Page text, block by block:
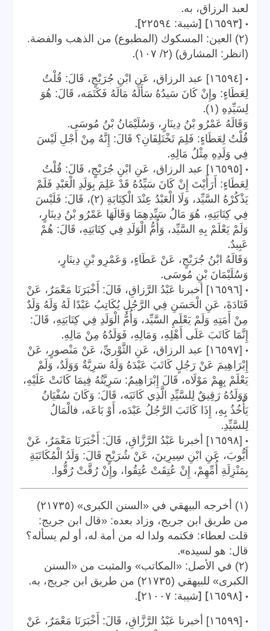
لعبد الرزاق، به.
• [١٦٥٩٣] [شيبة: ٢٢٥٩٤ ].
(٢) العين: المسكوك (المطبوع) من الذهب والفضة.
(انظر: المشارق) (٢/ ١٠٧)
.
•
[١٦٥٩٤] عبد الرزاق، عَنِ ابْنِ جُرَيْجٍ، قَالَ: قُلْتُ
لِعَطَاءٍ: وإِنْ كَانَ سَيدُهُ سَأَلَهُ مَالَهُ فَكَتَمَه، قَالَ: هُوَ
لِسَيِّدِهِ (١)
.
وَقَالَهُ عَمْرُو بْنُ دِينَارٍ، وَسُلَيْمَانُ بْنُ مُوسَى.
قُلْتُ لِعَطَاءٍ: فَلِمَ تَخْتَلِفَانِ؟ قَالَ: إِنَّهُ مِنْ أَجْلِ لَيْسَ
فِي وَلَدِهِ مِثْلُ مَالِهِ.
•
[١٦٥٩٥] عبد الرزاق، عَنِ ابْنِ جُرَيْجٍ، قَالَ: قُلْتُ
لِعَطَاءٍ: أَرَأَيْتَ إِنْ كَانَ سَيِّدُهُ قَدْ عَلِمَ بِوَلَدِ الْعَبْدِ فَلَمْ
يَذْكُرْهُ السَّيِّد، وَلَا الْعَبْدُ عِنْدَ الْكِتَابَةِ (٢)، قَالَ: فَلَيْسَ
فِي كِتَابَتِهِ، هُوَ مَالُ سَيِّدِهِمَا وَقَالَهَا عَمْرُو بْنُ دِينَارٍ،
وَلَمْ يَعْلَمْ بِهِ السَّيِّد، وَأُمُّ الْوَلَدِ فِي كِتَابَتِهِ، قَالَ: هُمْ
عَبِيدٌ.
وَقَالَهُ ابْنُ جُرَيْجٍ، عَنْ عَطَاءٍ، وَعَمْرِو بْنِ دِينَارٍ،
وَسُلَيْمَانَ بْنِ مُوسَى.
•
[١٦٥٩٦] أخبرنا عَبْدُ الرَّزاقِ، قَالَ: أَخْبَرَنَا مَعْمَرٌ، عَنْ
قَتَادَةَ، عَنِ الْحَسَنِ فِي الرَّجُلِ يُكَاتِبُ عَبْدًا لَهُ وَلَهُ وَلَدٌ
مِنْ أَمَتِهِ وَلَمْ يَعْلَمِ السَّيِّد، وَأُمُّ الْوَلَدِ فِي كِتَابَتِهِ، قَالَ:
إِنَّمَا كَاتَبَ عَلَى أَهْلِهِ، وَمَالِهِ، فَوَلَدُهُ مِنْ مَالِهِ.
•
[١٦٥٩٧] عبد الرزاق، عَنِ الثَّوْريِّ، عَنْ مَنْصورٍ، عَنْ
إِبْرَاهِيمَ عَنْ رَجُلٍ كَاتَبَ عَبْدَهُ وَلَهُ سَرِيَّةٌ وَوَلَدٌ، وَلَمْ
يَعْلَمْ بِهِمْ مَوْلَاه، قَالَ إِبْرَاهِيمُ: سَرِيَّتُهُ فِيمَا كَانَتْ عَلَيْهِ،
وَوَلَدُهُ رَقِيقٌ لِلسَّيِّدِ الَّذِي كَاتَبَه، قَالَ: وَكَانَ سُفْيَانُ
يَأْخُذُ بِهِ، إِذَا كَاتَبَ الرَّجُلُ عَبْدَه، أَوْ بَاعَه، فالْمَالُ
لِلسَّيِّدِ.
•
[١٦٥٩٨] أخبرنا عَبْدُ الرَّزَّاقِ، قَالَ: أَخْبَرَنَا مَعْمَرٌ، عَنْ
أَيُّوبَ، عَنِ ابْنِ سِيرِينَ، عَنْ شُرَيْحٍ قَالَ: وَلَدُ الْمُكَاتَبَةِ
بِمَنْزِلَةِ أُمِّهِمْ، إِنْ عُتِقَتْ عُتِقُوا، وإِنْ رُقَّتْ رُقُّوا.
(١) أخرجه البيهقي في «السنن الكبرى» (٢١٧٣٥)
من طريق ابن جريج، وزاد بعده: «قال ابن جريج:
قلت لعطاء: فكتمه ولدا له من أمة له، أو لم يسأله؟
قال: هو لسيده».
(٢) في الأصل: «المكاتب» والمثبت من «السنن
الكبرى» للبيهقي (٢١٧٣٥) من طريق ابن جريج، به
.
• [١٦٥٩٨] [شيبة: ٢١٠٠٧
].
•
[١٦٥٩٩] أخبرنا عَبْدُ الرَّزَّاقِ، قَالَ: أَخْبَرَنَا مَعْمَرٌ، عَنْ